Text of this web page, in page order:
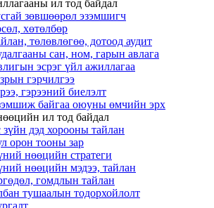
ил тод байдал
зөвшөөрөл эзэмшигч
хөтөлбөр
төлөвлөгөө, дотоод аудит
сан, ном, гарын авлага
эсрэг үйл ажиллагаа
гэрчилгээ
гэрээний биелэлт
байгаа оюуны өмчийн эрх
ил тод байдал
зүйн дэд хорооны тайлан
орон тооны зар
нөөцийн стратеги
нөөцийн мэдээ, тайлан
гомдлын тайлан
тушаалын тодорхойлолт